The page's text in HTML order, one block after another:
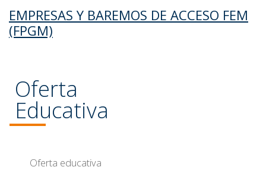
EMPRESAS Y BAREMOS DE ACCESO FEM
(FPGM)
Oferta
Educativa
Oferta educativa